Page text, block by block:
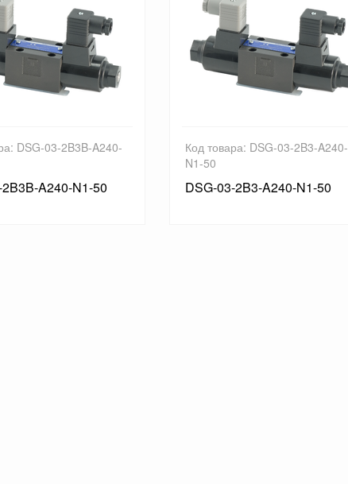
DSG-03-2B3B-A240-
A240-N1-50
Код товара: DSG-03-2B3-A240-
N1-50
DSG-03-2B3-A240-N1-50